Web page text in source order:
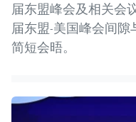
届东盟峰会及相关会
届东盟-美国峰会间隙
简短会晤。